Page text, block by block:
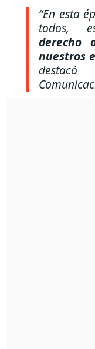
“En esta
todos,
derecho
nuestros